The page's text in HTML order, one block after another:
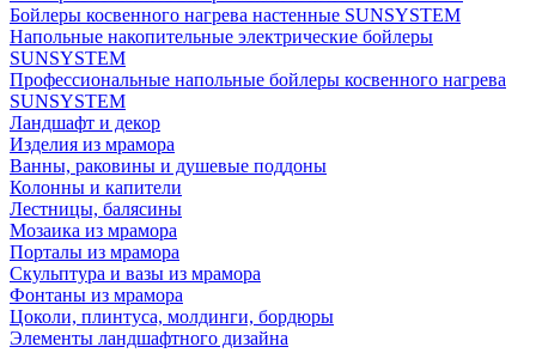
Бойлеры косвенного нагрева настенные SUNSYSTEM
Напольные накопительные электрические бойлеры
SUNSYSTEM
Профессиональные напольные бойлеры косвенного нагрева
SUNSYSTEM
Ландшафт и декор
Изделия из мрамора
Ванны, раковины и душевые поддоны
Колонны и капители
Лестницы, балясины
Мозаика из мрамора
Порталы из мрамора
Скульптура и вазы из мрамора
Фонтаны из мрамора
Цоколи, плинтуса, молдинги, бордюры
Элементы ландшафтного дизайна